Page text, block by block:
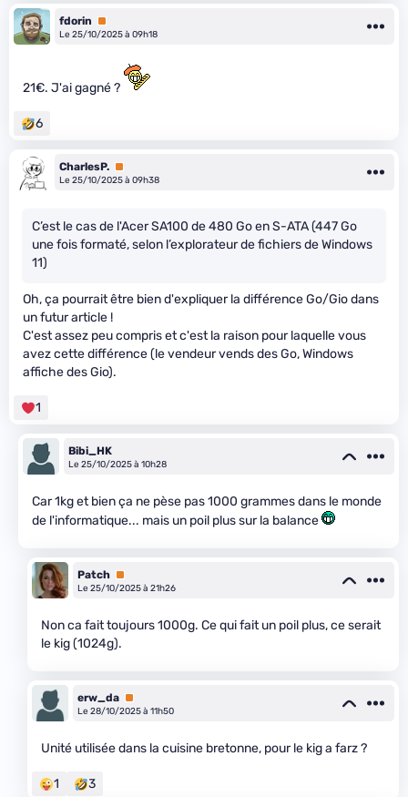
fdorin
Premium
Le 25/10/2025 à 09h18
21€. J'ai gagné ?
6
CharlesP. Premium
Le 25/10/2025 à 09h38
C’est le cas de l'Acer SA100 de 480 Go en S-ATA (447 Go
une fois formaté, selon l’explorateur de fichiers de Windows
11)
Oh, ça pourrait être bien d'expliquer la différence Go/Gio dans
un futur article !
C'est assez peu compris et c'est la raison pour laquelle vous
avez cette différence (le vendeur vends des Go, Windows
affiche des Gio).
1
Bibi_HK
Le 25/10/2025 à 10h28
Car 1kg et bien ça ne pèse pas 1000 grammes dans le monde
de l'informatique... mais un poil plus sur la balance
Patch Premium
Le 25/10/2025 à 21h26
Non ca fait toujours 1000g. Ce qui fait un poil plus, ce serait
le kig (1024g).
erw_da Premium
Le 28/10/2025 à 11h50
Unité utilisée dans la cuisine bretonne, pour le kig a farz ?
1 3